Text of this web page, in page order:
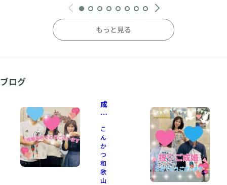
もっと見る
ブログ
成
婚
会
💖
こ
ん
か
つ
和
歌
山